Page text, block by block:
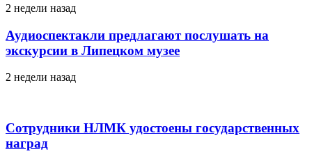
2 недели назад
Аудиоспектакли предлагают послушать на
экскурсии в Липецком музее
2 недели назад
Сотрудники НЛМК удостоены государственных
наград